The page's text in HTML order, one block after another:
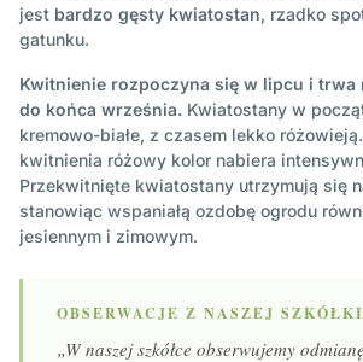
jest bardzo gęsty kwiatostan, rzadko
gatunku.
Kwitnienie rozpoczyna się w lipcu i trwa
do końca września. Kwiatostany w
kremowo-białe, z czasem lekko
kwitnienia różowy kolor nabiera
Przekwitnięte kwiatostany utrzymują się
stanowiąc wspaniałą ozdobę ogrodu
jesiennym i zimowym.
OBSERWACJE Z NASZEJ
„W naszej szkółce obserwujemy